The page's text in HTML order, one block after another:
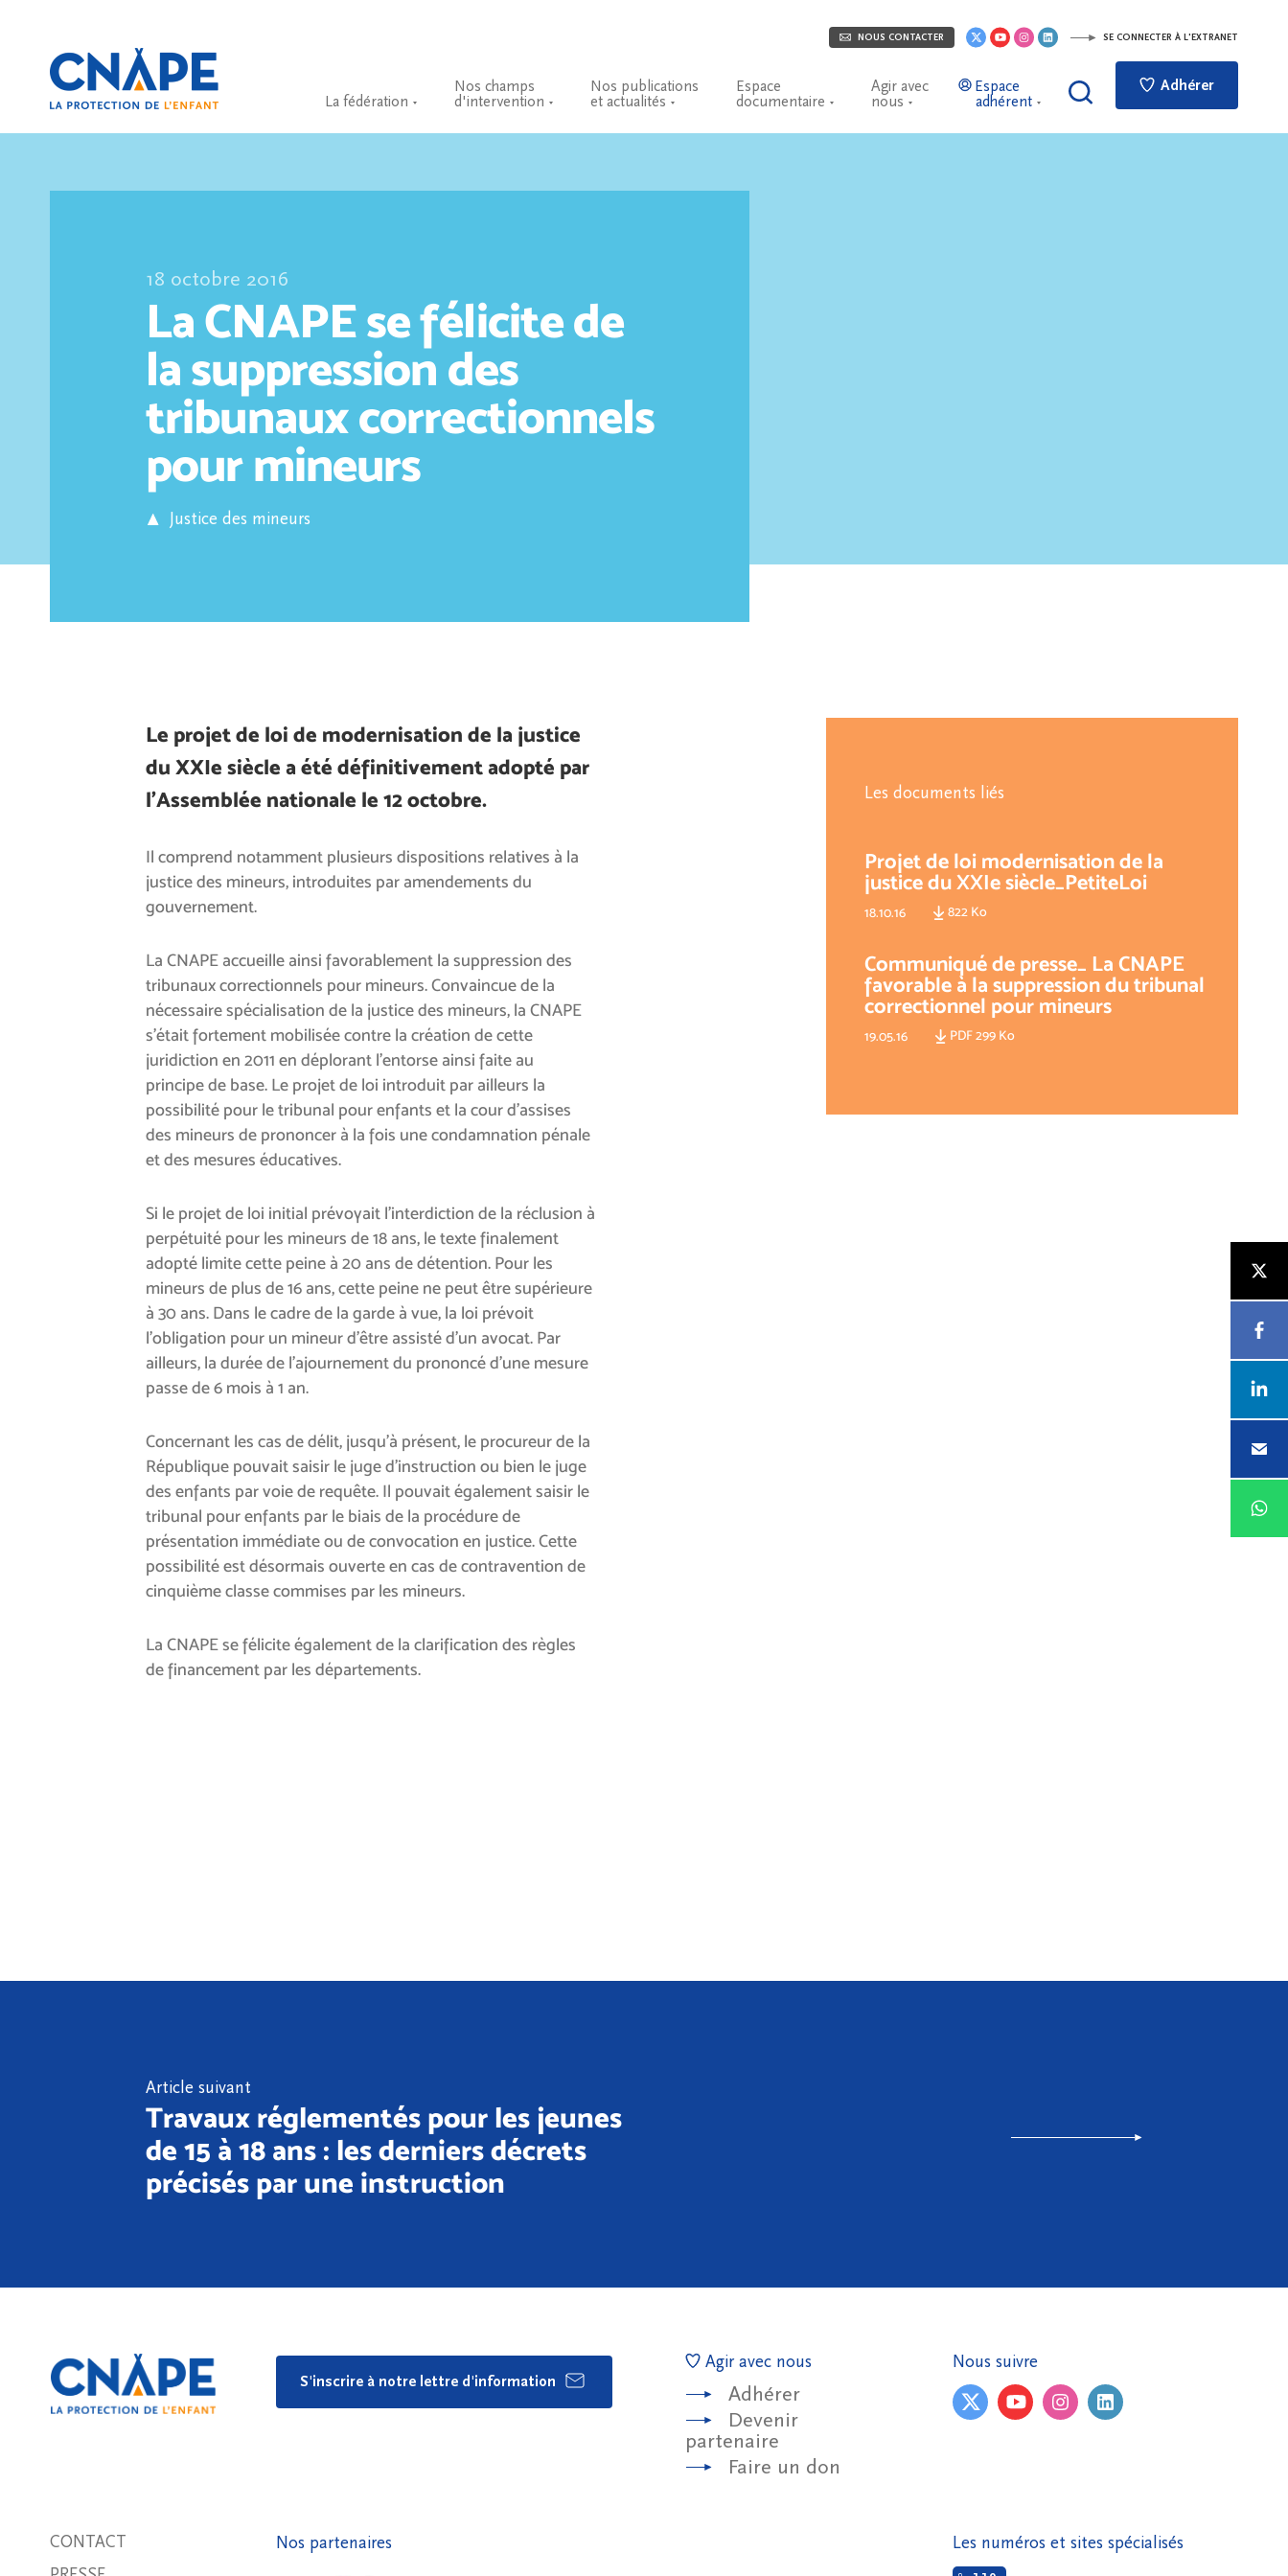
NOUS CONTACTER SE CONNECTER À L'EXTRANET
La fédération
Nos champs
d'intervention
Nos publications
et actualités
Espace
documentaire
Agir avec
nous
Espace
adhérent
Adhérer
18 octobre 2016
La CNAPE se félicite de
la suppression des
tribunaux correctionnels
pour mineurs
Justice des mineurs
Le projet de loi de modernisation de la justice
du XXIe siècle a été définitivement adopté par
l’Assemblée nationale le 12 octobre.
Il comprend notamment plusieurs dispositions relatives à la
justice des mineurs, introduites par amendements du
gouvernement.
La CNAPE accueille ainsi favorablement la suppression des
tribunaux correctionnels pour mineurs. Convaincue de la
nécessaire spécialisation de la justice des mineurs, la CNAPE
s’était fortement mobilisée contre la création de cette
juridiction en 2011 en déplorant l’entorse ainsi faite au
principe de base. Le projet de loi introduit par ailleurs la
possibilité pour le tribunal pour enfants et la cour d’assises
des mineurs de prononcer à la fois une condamnation pénale
et des mesures éducatives.
Si le projet de loi initial prévoyait l’interdiction de la réclusion à
perpétuité pour les mineurs de 18 ans, le texte finalement
adopté limite cette peine à 20 ans de détention. Pour les
mineurs de plus de 16 ans, cette peine ne peut être supérieure
à 30 ans. Dans le cadre de la garde à vue, la loi prévoit
l’obligation pour un mineur d’être assisté d’un avocat. Par
ailleurs, la durée de l’ajournement du prononcé d’une mesure
passe de 6 mois à 1 an.
Concernant les cas de délit, jusqu’à présent, le procureur de la
République pouvait saisir le juge d’instruction ou bien le juge
des enfants par voie de requête. Il pouvait également saisir le
tribunal pour enfants par le biais de la procédure de
présentation immédiate ou de convocation en justice. Cette
possibilité est désormais ouverte en cas de contravention de
cinquième classe commises par les mineurs.
La CNAPE se félicite également de la clarification des règles
de financement par les départements.
Les documents liés
Projet de loi modernisation de la
justice du XXIe siècle_PetiteLoi
18.10.16 822 Ko
Communiqué de presse_ La CNAPE
favorable à la suppression du tribunal
correctionnel pour mineurs
19.05.16 PDF 299 Ko
Article suivant
Travaux réglementés pour les jeunes
de 15 à 18 ans : les derniers décrets
précisés par une instruction
S'inscrire à notre lettre d'information
Agir avec nous
Adhérer
Devenir
partenaire
Faire un don
Nous suivre
CONTACT
Nos partenaires Les numéros et sites spécialisés